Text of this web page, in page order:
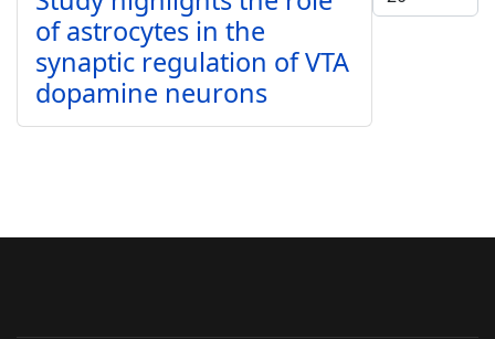
of astrocytes in the
synaptic regulation of VTA
dopamine neurons